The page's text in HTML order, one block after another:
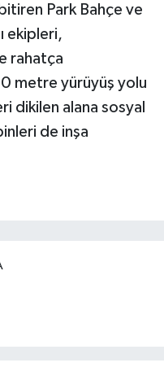
Park Bahçe ve
ekipleri,
rahatça
metre yürüyüş yolu
dikilen alana sosyal
de inşa